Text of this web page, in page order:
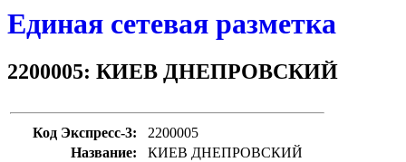
Единая сетевая разметка
2200005: КИЕВ ДНЕПРОВСКИЙ
Код Экспресс-3:
2200005
Название:
КИЕВ ДНЕПРОВСКИЙ